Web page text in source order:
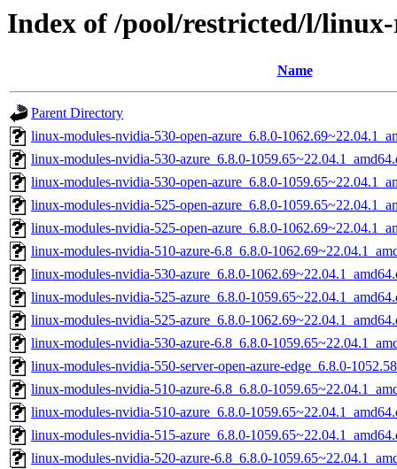
Index of /pool/restricted/l/
Name
Parent Directory
linux-modules-nvidia-530-open-azure_6.8.0-
linux-modules-nvidia-530-azure_6.8.0-
linux-modules-nvidia-530-open-azure_6.8.0-
linux-modules-nvidia-525-open-azure_6.8.0-
linux-modules-nvidia-525-open-azure_6.8.0-
linux-modules-nvidia-510-azure-6.8_6.8.0-
linux-modules-nvidia-530-azure_6.8.0-
linux-modules-nvidia-525-azure_6.8.0-
linux-modules-nvidia-525-azure_6.8.0-
linux-modules-nvidia-530-azure-6.8_6.8.0-
linux-modules-nvidia-550-server-open-azure-edge_6.8.0-
linux-modules-nvidia-510-azure-6.8_6.8.0-
linux-modules-nvidia-510-azure_6.8.0-
linux-modules-nvidia-515-azure_6.8.0-
linux-modules-nvidia-520-azure-6.8_6.8.0-